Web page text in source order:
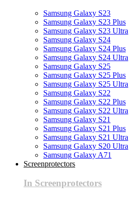
Samsung Galaxy S23
Samsung Galaxy S23 Plus
Samsung Galaxy S23 Ultra
Samsung Galaxy S24
Samsung Galaxy S24 Plus
Samsung Galaxy S24 Ultra
Samsung Galaxy S25
Samsung Galaxy S25 Plus
Samsung Galaxy S25 Ultra
Samsung Galaxy S22
Samsung Galaxy S22 Plus
Samsung Galaxy S22 Ultra
Samsung Galaxy S21
Samsung Galaxy S21 Plus
Samsung Galaxy S21 Ultra
Samsung Galaxy S20 Ultra
Samsung Galaxy A71
Screenprotectors
In Screenprotectors